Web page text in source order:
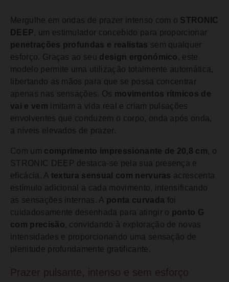
Mergulhe em ondas de prazer intenso com o STRONIC
DEEP, um estimulador concebido para proporcionar
penetrações profundas e realistas sem qualquer
esforço. Graças ao seu design ergonómico , este
modelo permite uma utilização totalmente automática,
libertando as mãos para que se possa concentrar
apenas nas sensações. Os movimentos rítmicos de
vai e vem imitam a vida real e criam pulsações
envolventes que conduzem o corpo, onda após onda,
a níveis elevados de prazer.
Com um comprimento impressionante de 20,8 cm, o
STRONIC DEEP destaca-se pela sua presença e
eficácia. A textura sensual com nervuras acrescenta
estímulo adicional a cada movimento, intensificando
as sensações internas. A ponta curvada foi
cuidadosamente desenhada para atingir o ponto G
com precisão, convidando à exploração de novas
intensidades e proporcionando uma sensação de
plenitude profundamente gratificante.
Prazer pulsante, intenso e sem esforço